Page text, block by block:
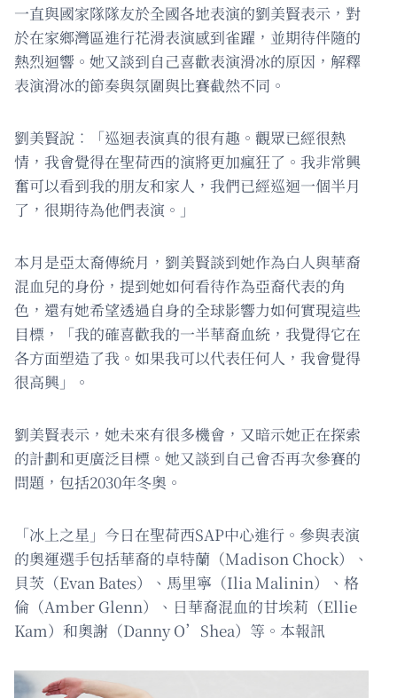
一直與國家隊隊友於全國各地表演的劉美賢表示，對
於在家鄉灣區進行花滑表演感到雀躍，並期待伴隨的
熱烈迴響。她又談到自己喜歡表演滑冰的原因，解釋
表演滑冰的節奏與氛圍與比賽截然不同。
劉美賢說︰「巡迴表演真的很有趣。觀眾已經很熱
情，我會覺得在聖荷西的演將更加瘋狂了。我非常興
奮可以看到我的朋友和家人，我們已經巡迴一個半月
了，很期待為他們表演。」
本月是亞太裔傳統月，劉美賢談到她作為白人與華裔
混血兒的身份，提到她如何看待作為亞裔代表的角
色，還有她希望透過自身的全球影響力如何實現這些
目標，「我的確喜歡我的一半華裔血統，我覺得它在
各方面塑造了我。如果我可以代表任何人，我會覺得
很高興」。
劉美賢表示，她未來有很多機會，又暗示她正在探索
的計劃和更廣泛目標。她又談到自己會否再次參賽的
問題，包括2030年冬奧。
「冰上之星」今日在聖荷西SAP中心進行。參與表演
的奧運選手包括華裔的卓特蘭（Madison Chock）、
貝茨（Evan Bates）、馬里寧（Ilia Malinin）、格
倫（Amber Glenn）、日華裔混血的甘埃莉（Ellie
Kam）和奧謝（Danny O’Shea）等。本報訊